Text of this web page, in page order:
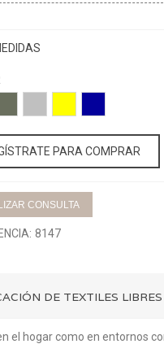
PLATAAMARILLO
AZULON
PARA COMPRAR
CONSULTA
8147
DE TEXTILES
el hogar como en entornos